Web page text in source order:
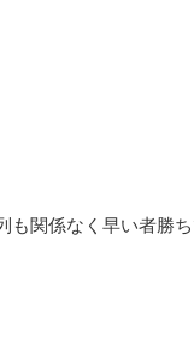
も関係なく早い者勝